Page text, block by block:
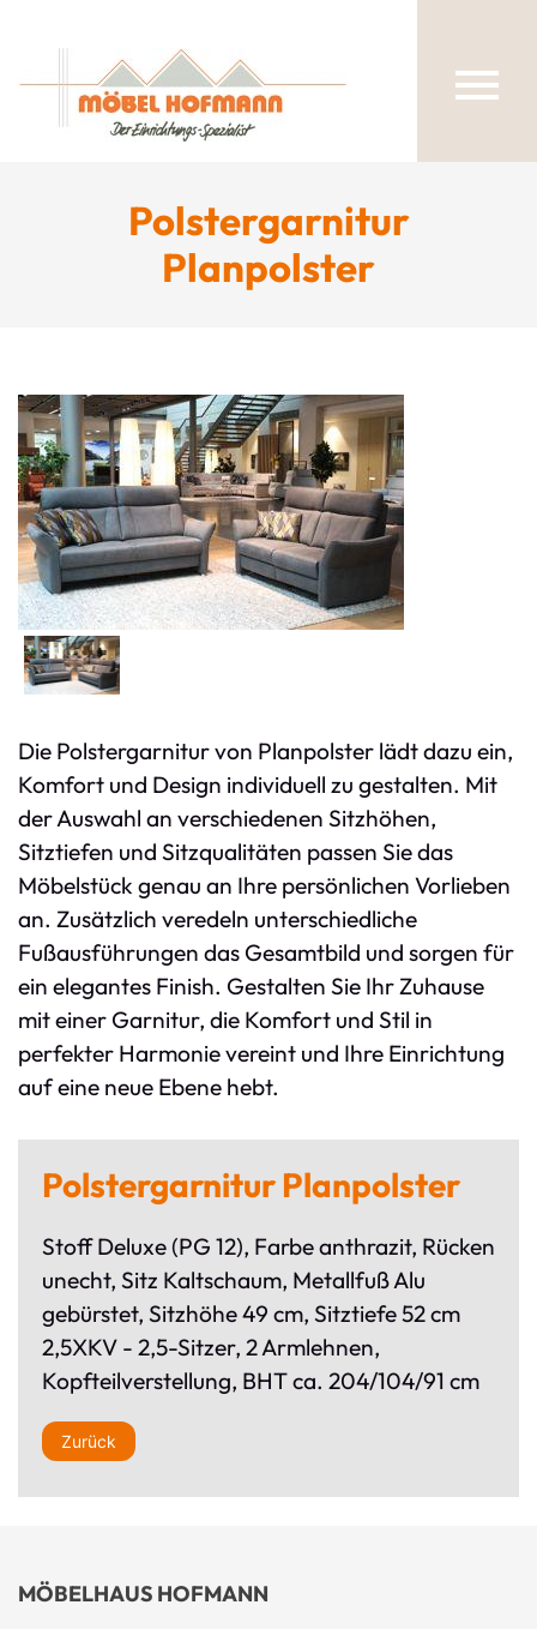
Polstergarnitur
Planpolster
Die Polstergarnitur von Planpolster lädt dazu ein,
Komfort und Design individuell zu gestalten. Mit
der Auswahl an verschiedenen Sitzhöhen,
Sitztiefen und Sitzqualitäten passen Sie das
Möbelstück genau an Ihre persönlichen Vorlieben
an. Zusätzlich veredeln unterschiedliche
Fußausführungen das Gesamtbild und sorgen für
ein elegantes Finish. Gestalten Sie Ihr Zuhause
mit einer Garnitur, die Komfort und Stil in
perfekter Harmonie vereint und Ihre Einrichtung
auf eine neue Ebene hebt.
Polstergarnitur Planpolster
Stoff Deluxe (PG 12), Farbe anthrazit, Rücken
unecht, Sitz Kaltschaum, Metallfuß Alu
gebürstet, Sitzhöhe 49 cm, Sitztiefe 52 cm
2,5XKV - 2,5-Sitzer, 2 Armlehnen,
Kopfteilverstellung, BHT ca. 204/104/91 cm
Zurück
MÖBELHAUS HOFMANN